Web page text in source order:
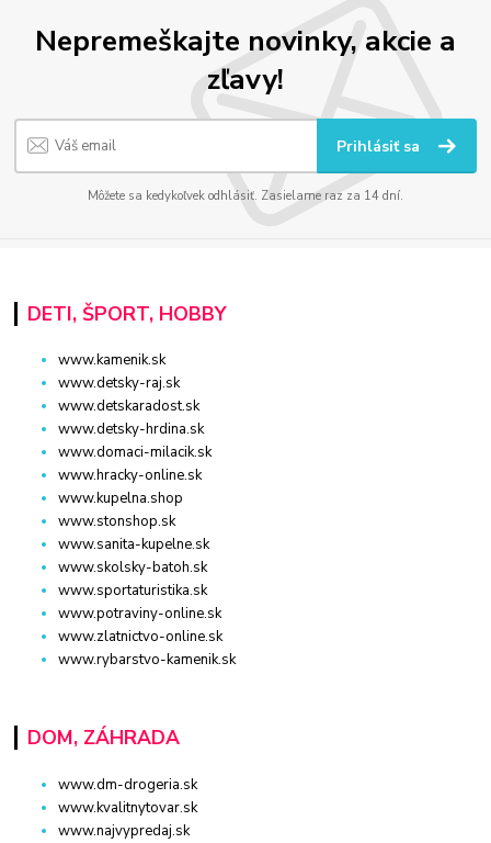
Nepremeškajte novinky, akcie a
zľavy!
Prihlásiť sa
Môžete sa kedykoľvek odhlásiť. Zasielame raz za 14 dní.
DETI, ŠPORT, HOBBY
www.kamenik.sk
www.detsky-raj.sk
www.detskaradost.sk
www.detsky-hrdina.sk
www.domaci-milacik.sk
www.hracky-online.sk
www.kupelna.shop
www.stonshop.sk
www.sanita-kupelne.sk
www.skolsky-batoh.sk
www.sportaturistika.sk
www.potraviny-online.sk
www.zlatnictvo-online.sk
www.rybarstvo-kamenik.sk
DOM, ZÁHRADA
www.dm-drogeria.sk
www.kvalitnytovar.sk
www.najvypredaj.sk